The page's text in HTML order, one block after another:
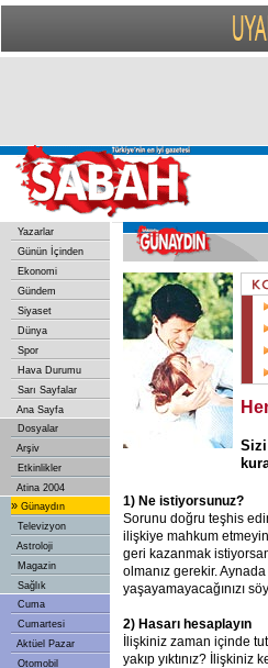
Yazarlar
Günün İçinden
Ekonomi
Gündem
Siyaset
Dünya
Spor
Hava Durumu
Sarı Sayfalar
Ana Sayfa
Dosyalar
Arşiv
Etkinlikler
Atina 2004
» Günaydın
Televizyon
Astroloji
Magazin
Sağlık
Cuma
Cumartesi
Aktüel Pazar
Otomobil
Sizi
1) Ne istiyorsunuz?
Sorunu doğru teşhis
ilişkiye mahkum
geri kazanmak
olmanız gerekir.
yaşayamayacağınızı
2) Hasarı hesaplayın
İlişkiniz zaman içinde
yakıp yıktınız?